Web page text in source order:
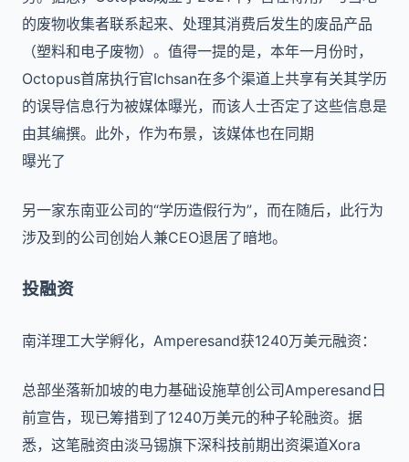
的废物收集者联系起来、处理其消费后发生的废品产品
（塑料和电子废物）。值得一提的是，本年一月份时，
Octopus首席执行官Ichsan在多个渠道上共享有关其学历
的误导信息行为被媒体曝光，而该人士否定了这些信息是
由其编撰。此外，作为布景，该媒体也在同期
曝光了
另一家东南亚公司的“学历造假行为”，而在随后，此行为
涉及到的公司创始人兼CEO退居了暗地。
投融资
南洋理工大学孵化，Amperesand获1240万美元融资：
总部坐落新加坡的电力基础设施草创公司Amperesand日
前宣告，现已筹措到了1240万美元的种子轮融资。据
悉，这笔融资由淡马锡旗下深科技前期出资渠道Xora